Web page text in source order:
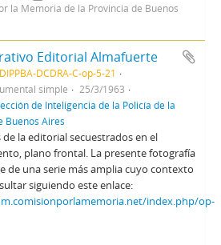
la Memoria de la Provincia de Buenos
Editorial Almafuerte
DCDRA-C-op-5-21
simple
25/3/1963
de Inteligencia de la Policía de la
Buenos Aires
de la editorial secuestrados en el
plano frontal. La presente fotografía
de una serie más amplia cuyo contexto
siguiendo este enlace:
index.php/op-